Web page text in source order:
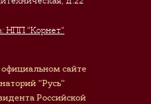
НПП "Корнет"
сайте
"Русь"
Российской